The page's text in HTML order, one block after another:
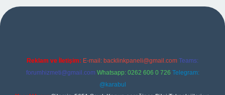
giriş
Reklam ve İletişim: E-mail: backlinkpaneli@gmail.com Teams:
forumhizmeti@gmail.com Whatsapp: 0262 606 0 726 Telegram:
@karabul